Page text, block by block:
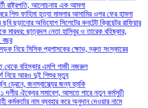
রাষ্ট্রপতি, আলোচনায় এক আমলা
শিশু ফাহিমা হত্যা মামলার আসামির ওপর ফের হামলা
ছড়ানোর অভিযোগ সিলেটের কনটেন্ট ক্রিয়েটর রাফিয়ার
মারধর: ছাত্রদল নেতা হাসিবুর ও তারেক বহিষ্কার,
বছর
সড়ক নিয়ে সিসিক প্রশাসকের ক্ষোভ, দ্রুত সংস্কারের
থেকে বহিস্কার এমপি গাজী নজরুল
নিয়ে আরও দুই শিশুর মৃত্যু
ড্রেনে, জনস্বাস্থ্যের জন্য হুমকি
দলীয় ঐক্যের সমাবেশ, আসতে পারে নতুন কর্মসুচী
কর্মকর্তার নাম ব্যবহার করে অনুদান দেওয়ার নামে